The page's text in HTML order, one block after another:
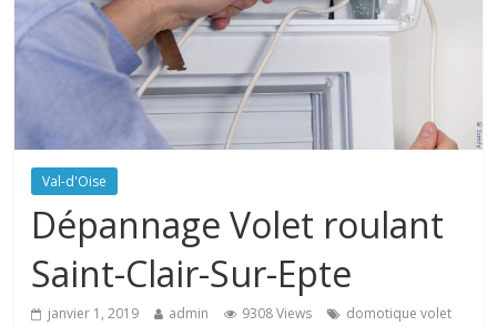
Val-d'Oise
Dépannage Volet roulant
Saint-Clair-Sur-Epte
janvier 1, 2019 admin 9308 Views
domotique volet